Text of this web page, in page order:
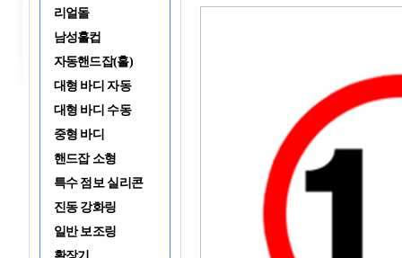
리얼돌
남성홀컵
자동핸드잡(홀)
대형 바디 자동
대형 바디 수동
중형 바디
핸드잡 소형
특수 점보 실리콘
진동 강화링
일반 보조링